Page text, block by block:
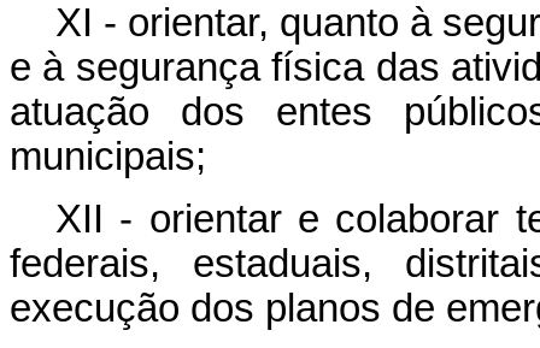
XI - orientar, quanto à
e à segurança física das
atuação dos entes
municipais;
XII - orientar e colaborar
federais, estaduais,
execução dos planos de